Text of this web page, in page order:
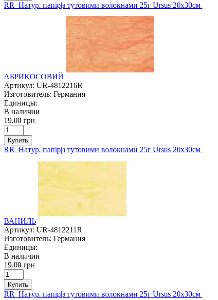
RR Натур. папір|з тутовими волокнами 25г Ursus 20х30см
АБРИКОСОВИЙ
Артикул: UR-4812216R
Изготовитель: Германия
Единицы:
В наличии
19.00 грн
Купить
RR Натур. папір|з тутовими волокнами 25г Ursus 20х30см
ВАНИЛЬ
Артикул: UR-4812211R
Изготовитель: Германия
Единицы:
В наличии
19.00 грн
Купить
RR Натур. папір|з тутовими волокнами 25г Ursus 20х30см